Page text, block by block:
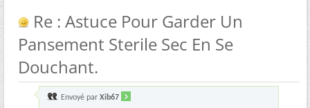
Re : Astuce Pour Garder Un
Pansement Sterile Sec En Se
Douchant.
Envoyé par Xib67